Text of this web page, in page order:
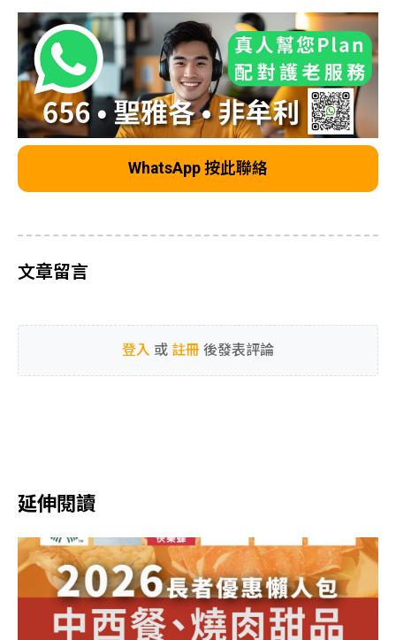
WhatsApp 按此聯絡
文章留言
登入 或 註冊 後發表評論
延伸閱讀​